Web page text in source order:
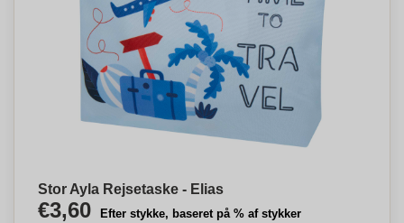
Stor Ayla Rejsetaske - Elias
€3,60 Efter stykke, baseret på % af stykker